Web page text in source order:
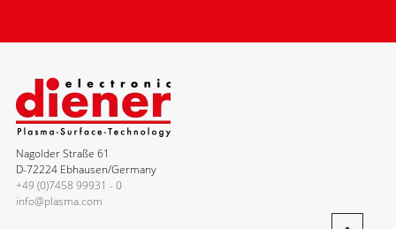
Nagolder Straße 61
D-72224 Ebhausen/Germany
+49 (0)7458 99931 - 0
info@plasma.com